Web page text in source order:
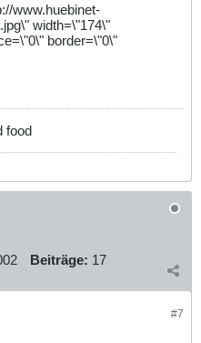
www.huebinet-
width=\"174\"
border=\"0\"
food
Beiträge: 17
#7